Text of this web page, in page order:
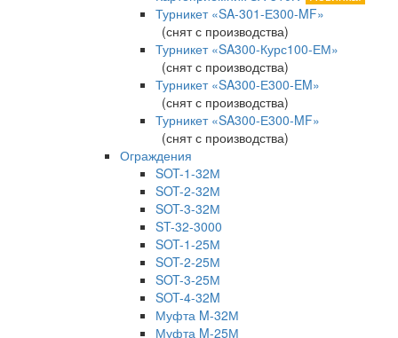
Турникет «SA-301-Е300-MF»
(снят с производства)
Турникет «SA300-Курс100-ЕМ»
(снят с производства)
Турникет «SA300-Е300-EM»
(снят с производства)
Турникет «SA300-Е300-MF»
(снят с производства)
Ограждения
SOT-1-32М
SOT-2-32М
SOT-3-32М
ST-32-3000
SOT-1-25М
SOT-2-25М
SOT-3-25М
SOT-4-32M
Муфта M-32М
Муфта M-25М